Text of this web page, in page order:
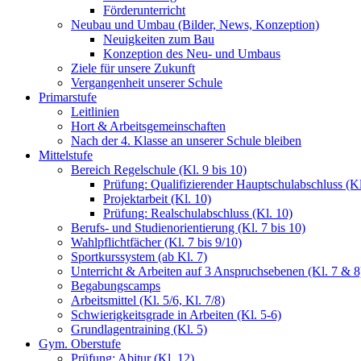
Förderunterricht
Neubau und Umbau (Bilder, News, Konzeption)
Neuigkeiten zum Bau
Konzeption des Neu- und Umbaus
Ziele für unsere Zukunft
Vergangenheit unserer Schule
Primarstufe
Leitlinien
Hort & Arbeitsgemeinschaften
Nach der 4. Klasse an unserer Schule bleiben
Mittelstufe
Bereich Regelschule (Kl. 9 bis 10)
Prüfung: Qualifizierender Hauptschulabschluss
Projektarbeit (Kl. 10)
Prüfung: Realschulabschluss (Kl. 10)
Berufs- und Studienorientierung (Kl. 7 bis 10)
Wahlpflichtfächer (Kl. 7 bis 9/10)
Sportkurssystem (ab Kl. 7)
Unterricht & Arbeiten auf 3 Anspruchsebenen (Kl. 7 &
Begabungscamps
Arbeitsmittel (Kl. 5/6, Kl. 7/8)
Schwierigkeitsgrade in Arbeiten (Kl. 5-6)
Grundlagentraining (Kl. 5)
Gym. Oberstufe
Prüfung: Abitur (Kl. 12)